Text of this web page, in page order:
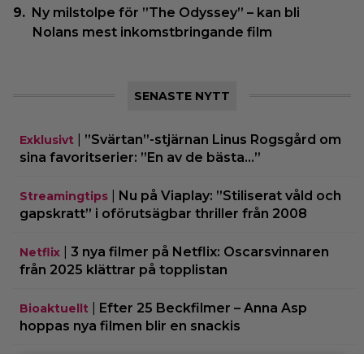
Ny milstolpe för ”The Odyssey” – kan bli
Nolans mest inkomstbringande film
SENASTE NYTT
Exklusivt
”Svärtan”-stjärnan Linus Rogsgård om
sina favoritserier: ”En av de bästa…”
Streamingtips
Nu på Viaplay: ”Stiliserat våld och
gapskratt” i oförutsägbar thriller från 2008
Netflix
3 nya filmer på Netflix: Oscarsvinnaren
från 2025 klättrar på topplistan
Bioaktuellt
Efter 25 Beckfilmer – Anna Asp
hoppas nya filmen blir en snackis